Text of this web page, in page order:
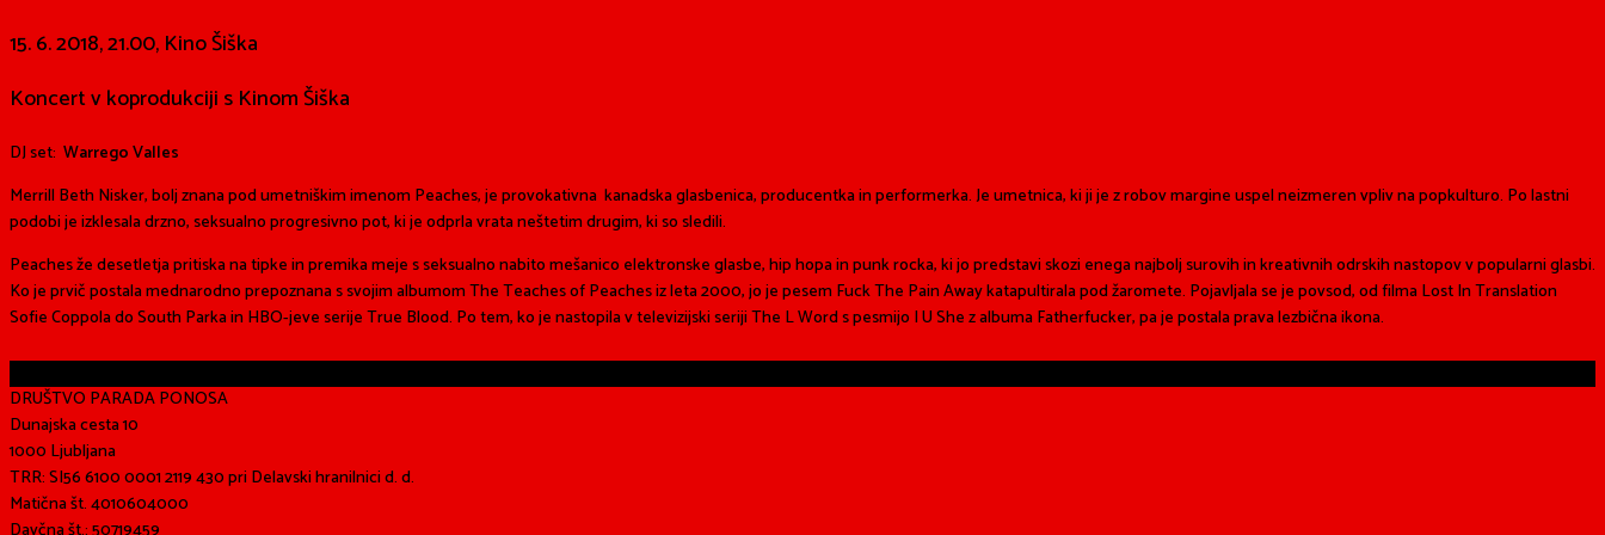
15. 6. 2018, 21.00, Kino Šiška
Koncert v koprodukciji s Kinom Šiška
DJ set: Warrego Valles
Merrill Beth Nisker, bolj znana pod umetniškim imenom Peaches, je provokativna kanadska glasbenica, producentka in performerka. Je umetnica, ki ji je z robov margine uspel neizmeren vpliv na popkulturo. Po lastni
podobi je izklesala drzno, seksualno progresivno pot, ki je odprla vrata neštetim drugim, ki so sledili.
Peaches že desetletja pritiska na tipke in premika meje s seksualno nabito mešanico elektronske glasbe, hip hopa in punk rocka, ki jo predstavi skozi enega najbolj surovih in kreativnih odrskih nastopov v popularni glasbi.
Ko je prvič postala mednarodno prepoznana s svojim albumom The Teaches of Peaches iz leta 2000, jo je pesem Fuck The Pain Away katapultirala pod žaromete. Pojavljala se je povsod, od filma Lost In Translation
Sofie Coppola do South Parka in HBO-jeve serije True Blood. Po tem, ko je nastopila v televizijski seriji The L Word s pesmijo I U She z albuma Fatherfucker, pa je postala prava lezbična ikona.
DRUŠTVO PARADA PONOSA
Dunajska cesta 10
1000 Ljubljana
TRR: SI56 6100 0001 2119 430 pri Delavski hranilnici d. d.
Matična št. 4010604000